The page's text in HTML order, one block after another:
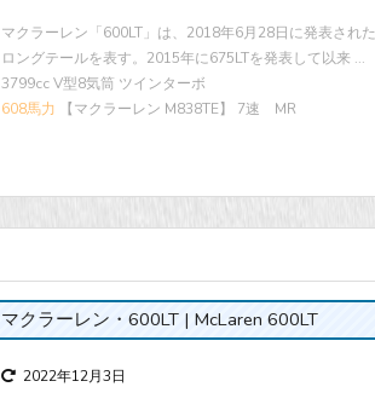
マクラーレン「600LT」は、2018年6月28日に発表され
ロングテールを表す。2015年に675LTを発表して以来 ...
3799cc V型8気筒 ツインターボ
608馬力 【マクラーレン M838TE】 7速 MR
マクラーレン・600LT | McLaren 600LT
2022年12月3日